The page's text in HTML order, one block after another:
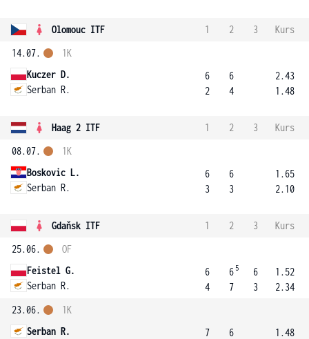
Olomouc ITF 1 2 3
Kurs
14.07.
Kuczer D.
Serban R.
1K
6
2
6
4
2.43
1.48
Haag 2 ITF 1 2 3
Kurs
08.07.
Boskovic L.
Serban R.
1K
6
3
6
3
1.65
2.10
Gdaňsk ITF 1 2 3
Kurs
25.06.
Feistel G.
Serban R.
OF
6
4
6 5
7
6
3
1.52
2.34
23.06.
Serban R.
1K
7
6
1.48